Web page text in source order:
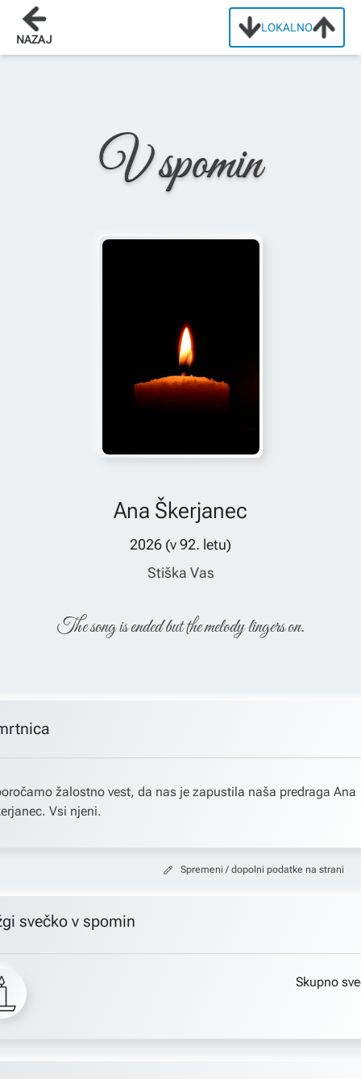
LOKALNO
NAZAJ
Domov
V spomin
Ana Škerjanec
2026 (v92. letu)
Stiška Vas
The song is ended but the melody lingers on.
žalostno vest, da nas je zapustila naša predraga Ana
Vsi njeni.
Spremeni / dopolni podatke na strani
svečko v spomin
Skupno